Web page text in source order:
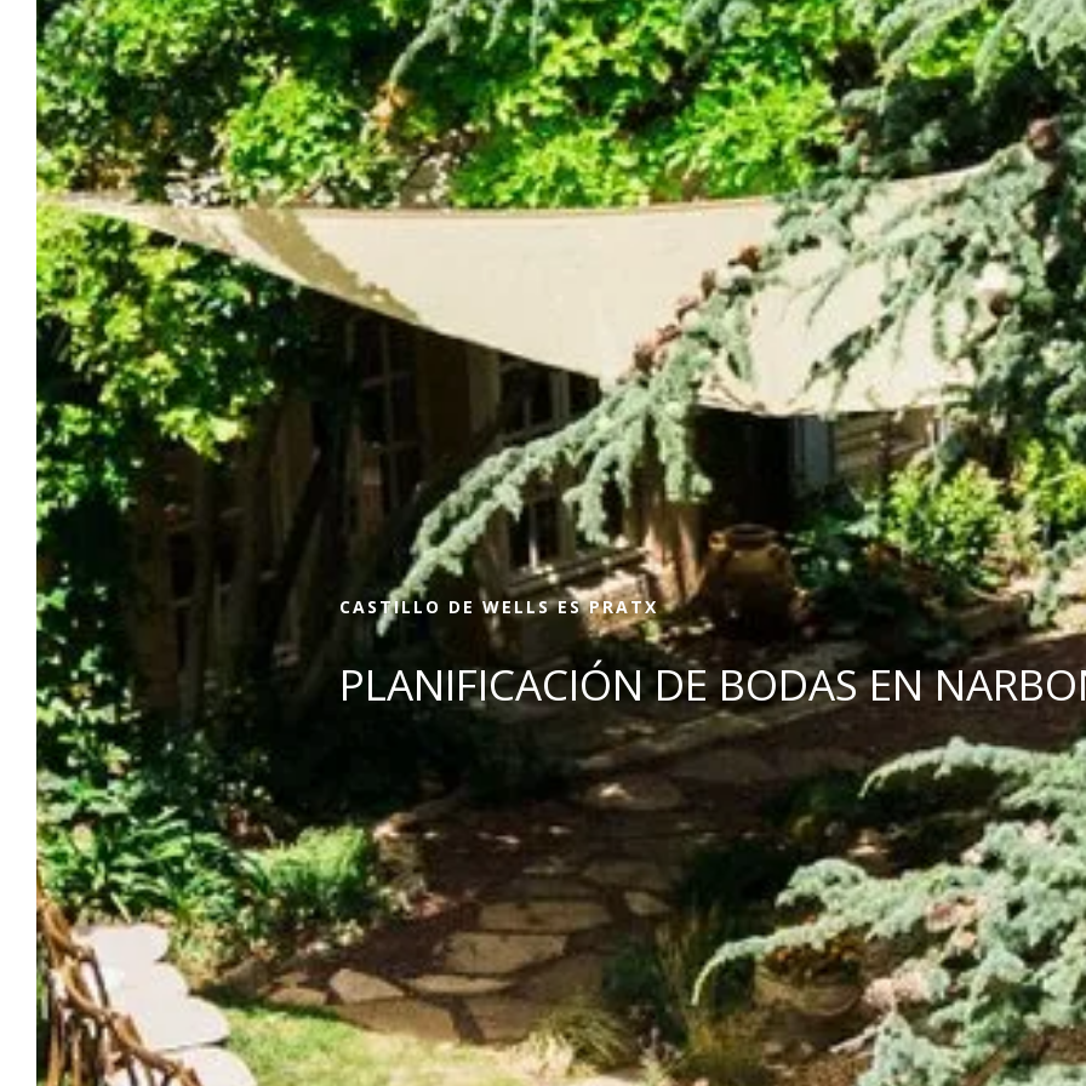
EL CASTILLO DE PUITS ES PRATX
Reservar
CASTILLO DE WELLS ES PRATX
PLANIFICACIÓN DE BODAS EN